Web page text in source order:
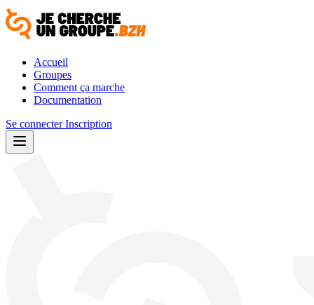
Accueil
Groupes
Comment ça marche
Documentation
Se connecterInscription